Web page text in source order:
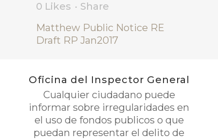
0 Likes
Share
Matthew Public Notice RE
Draft RP Jan2017
Oficina del Inspector General
Cualquier ciudadano puede
informar sobre irregularidades en
el uso de fondos publicos o que
puedan representar el delito de